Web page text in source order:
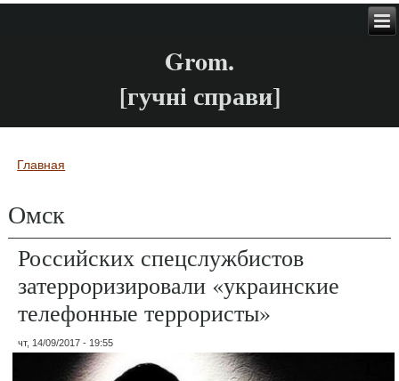
Grom.
[гучні справи]
Вы здесь
Главная
Омск
Российских спецслужбистов
затерроризировали «украинские
телефонные террористы»
чт, 14/09/2017 - 19:55